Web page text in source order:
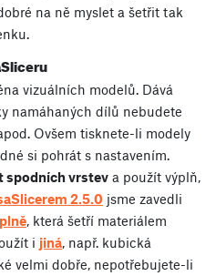
na ně myslet a šetřit tak
vizuálních modelů. Dává
namáhaných dílů nebudete
Ovšem tisknete-li modely
si pohrát s nastavením.
spodních vrstev a použít výplň,
2.5.0 jsme zavedli
, která šetří materiálem
i jiná, např. kubická
velmi dobře, nepotřebujete-li